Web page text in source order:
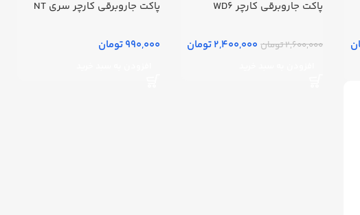
پاکت جاروبرقی کارچر WD6
2,600,000 تومان 2,400,000 تومان
پاکت جاروبرقی کارچر سری NT
990,000 تومان